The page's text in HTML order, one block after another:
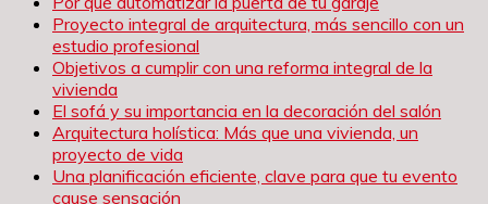
Proyecto integral de arquitectura, más sencillo con un
estudio profesional
Objetivos a cumplir con una reforma integral de la
vivienda
El sofá y su importancia en la decoración del salón
Arquitectura holística: Más que una vivienda, un
proyecto de vida
Una planificación eficiente, clave para que tu evento
cause sensación